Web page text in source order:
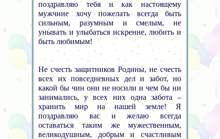
поздравляю тебя и как настоящему
мужчине хочу пожелать всегда быть
сильным, разумным и смелым, не
унывать и улыбаться искренне, любить и
быть любимым!
Не счесть защитников Родины, не счесть
всех их повседневных дел и забот, но
какой бы чин они не носили и чем бы ни
занимались, у всех них одна забота –
хранить мир на нашей земле! Я
поздравляю вас и желаю всегда
оставаться таким же мужественным,
великодушным, добрым и счастливым